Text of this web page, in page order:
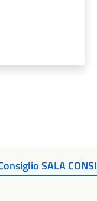
SALA